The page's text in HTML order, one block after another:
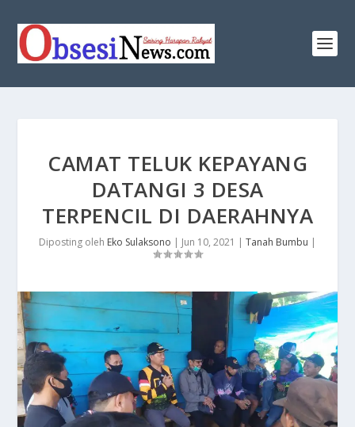
CAMAT TELUK KEPAYANG
DATANGI 3 DESA
TERPENCIL DI DAERAHNYA
Diposting oleh Eko Sulaksono | Jun 10, 2021 | Tanah Bumbu |